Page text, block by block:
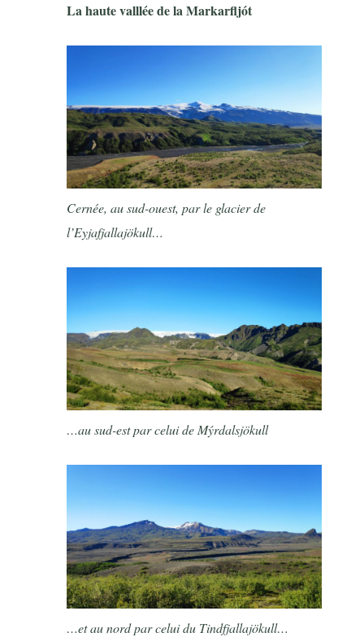
La haute valllée de la Markarfljót
Cernée, au sud-ouest, par le glacier de
l’Eyjafjallajökull…
…au sud-est par celui de Mýrdalsjökull
…et au nord par celui du Tindfjallajökull…